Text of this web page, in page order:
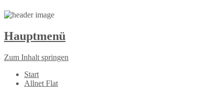
Hauptmenü
Zum Inhalt springen
Start
Allnet Flat